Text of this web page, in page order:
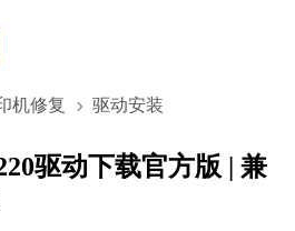
机修复 驱动安装
驱动下载官方版 | 兼